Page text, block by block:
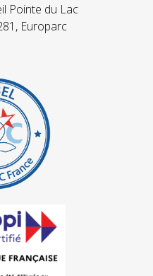
Pointe du Lac
Europarc